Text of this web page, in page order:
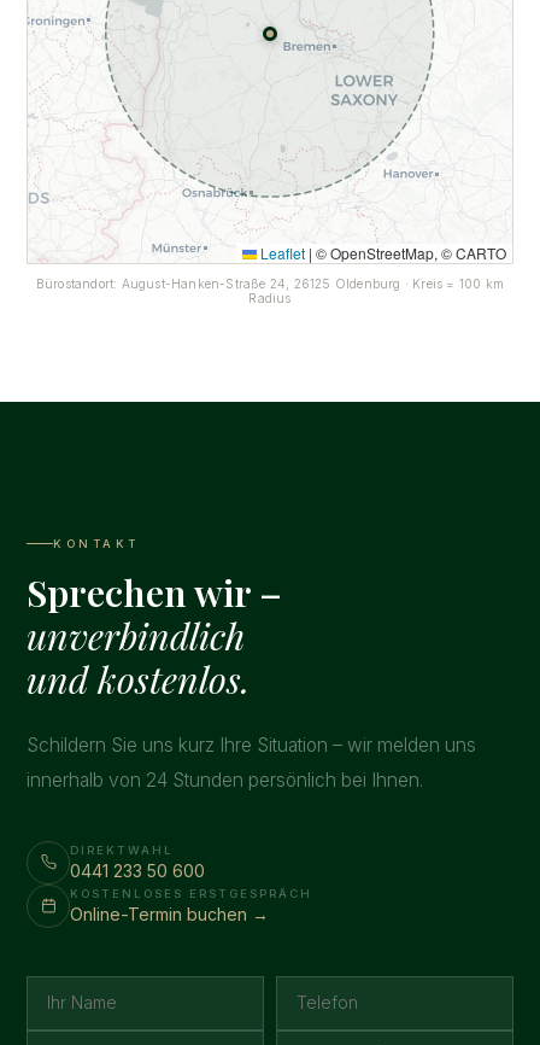
Leaflet | © OpenStreetMap, © CARTO
Bürostandort: August-Hanken-Straße 24, 26125 Oldenburg · Kreis = 100 km
Radius
KONTAKT
Sprechen wir –
unverbindlich
und kostenlos.
Schildern Sie uns kurz Ihre Situation – wir melden uns
innerhalb von 24 Stunden persönlich bei Ihnen.
DIREKTWAHL
0441 233 50 600
KOSTENLOSES ERSTGESPRÄCH
Online-Termin buchen →